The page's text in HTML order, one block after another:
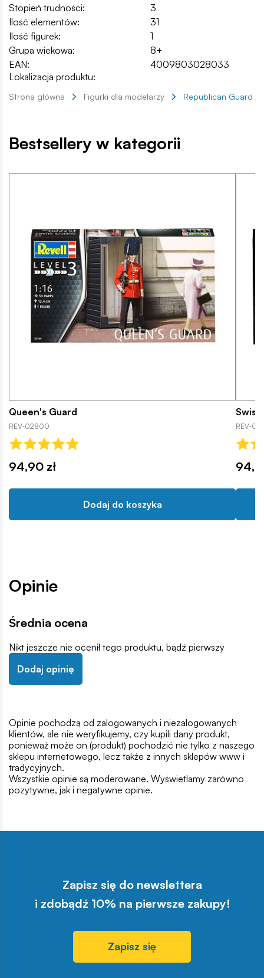
Stopień trudności:
3
Ilość elementów:
31
Ilość figurek:
1
Grupa wiekowa:
8+
EAN:
4009803028033
Lokalizacja produktu:
Strona główna Figurki dla modelarzy Republican Guard
Bestsellery w kategorii
Queen's Guard
REV-02800
94,90 zł
Dodaj do koszyka
REV-
Opinie
Średnia ocena
Nikt jeszcze nie ocenił tego produktu, bądź pierwszy
Dodaj opinię
Opinie pochodzą od zalogowanych i niezalogowanych
klientów, ale nie weryfikujemy, czy kupili dany produkt,
ponieważ może on (produkt) pochodzić nie tylko z naszego
sklepu internetowego, lecz także z innych sklepów www i
tradycyjnych.
Wszystkie opinie są moderowane. Wyświetlamy zarówno
pozytywne, jak i negatywne opinie.
Zapisz się do newslettera
i zdobądź 10% na pierwsze zakupy!
Zapisz się